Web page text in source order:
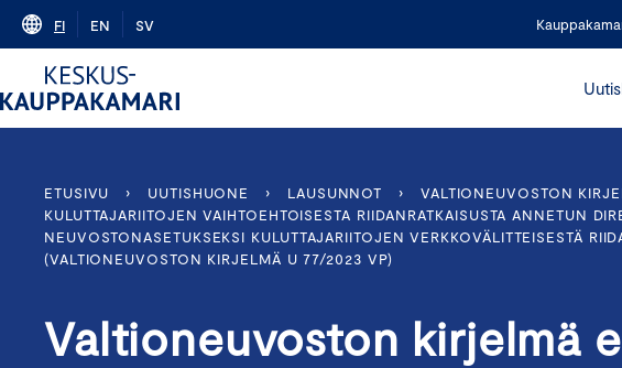
Skip
content
FI EN SV
ETUSIVU › UUTISHUONE › LAUSUNNOT ›
VALTIONEUVOSTON
KULUTTAJARIITOJEN VAIHTOEHTOISESTA RIIDANRATKAISUSTA ANNETUN
NEUVOSTONASETUKSEKSI KULUTTAJARIITOJEN VERKKOVÄLITTEISESTÄ
(VALTIONEUVOSTON KIRJELMÄ U 77/2023 VP)
Valtioneuvoston kirjelmä